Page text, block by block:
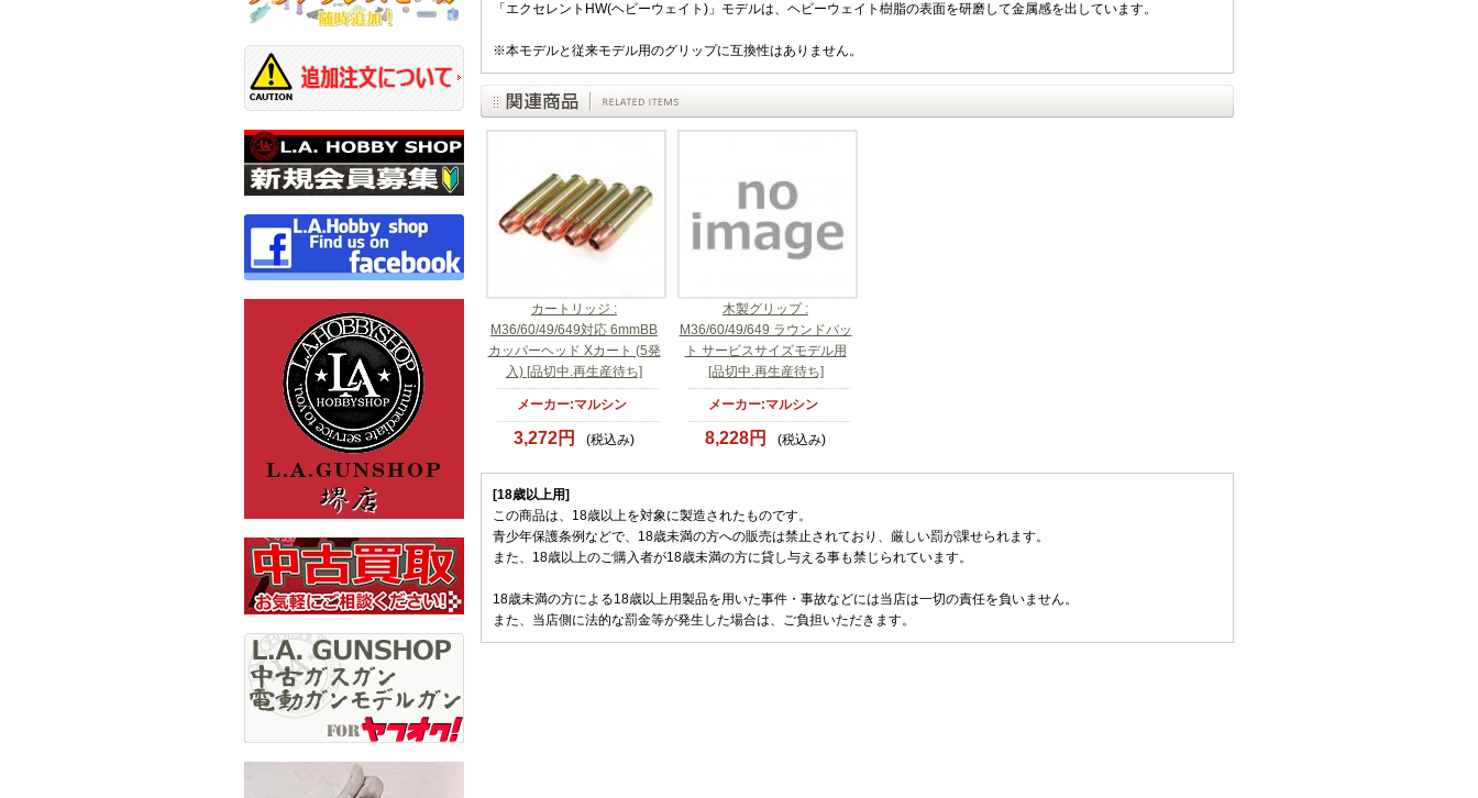
「エクセレントHW(ヘビーウェイト)」モデルは、ヘビーウェイト樹脂の表面を研磨して金属感を出しています。
※本モデルと従来モデル用のグリップに互換性はありません。
カートリッジ :
M36/60/49/649対応 6mmBB
カッパーヘッド Xカート (5発
入) [品切中.再生産待ち]
メーカー:マルシン
3,272円 (税込み)
木製グリップ :
M36/60/49/649 ラウンドバッ
ト サービスサイズモデル用
[品切中.再生産待ち]
メーカー:マルシン
8,228円 (税込み)
[18歳以上用]
この商品は、18歳以上を対象に製造されたものです。
青少年保護条例などで、18歳未満の方への販売は禁止されており、厳しい罰が課せられます。
また、18歳以上のご購入者が18歳未満の方に貸し与える事も禁じられています。
18歳未満の方による18歳以上用製品を用いた事件・事故などには当店は一切の責任を負いません。
また、当店側に法的な罰金等が発生した場合は、ご負担いただきます。